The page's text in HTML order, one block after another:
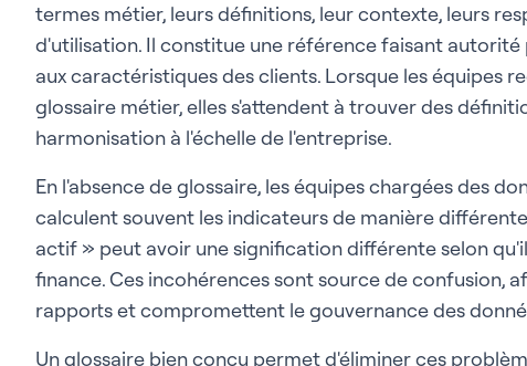
termes métier, leurs définitions, leur contexte, leurs
d'utilisation. Il constitue une référence faisant
aux caractéristiques des clients. Lorsque les équipes
glossaire métier, elles s'attendent à trouver des
harmonisation à l'échelle de l'entreprise.
En l'absence de glossaire, les équipes chargées des
calculent souvent les indicateurs de manière
actif » peut avoir une signification différente selon
finance. Ces incohérences sont source de confusion,
rapports et compromettent le gouvernance des
Un glossaire bien conçu permet d'éliminer ces